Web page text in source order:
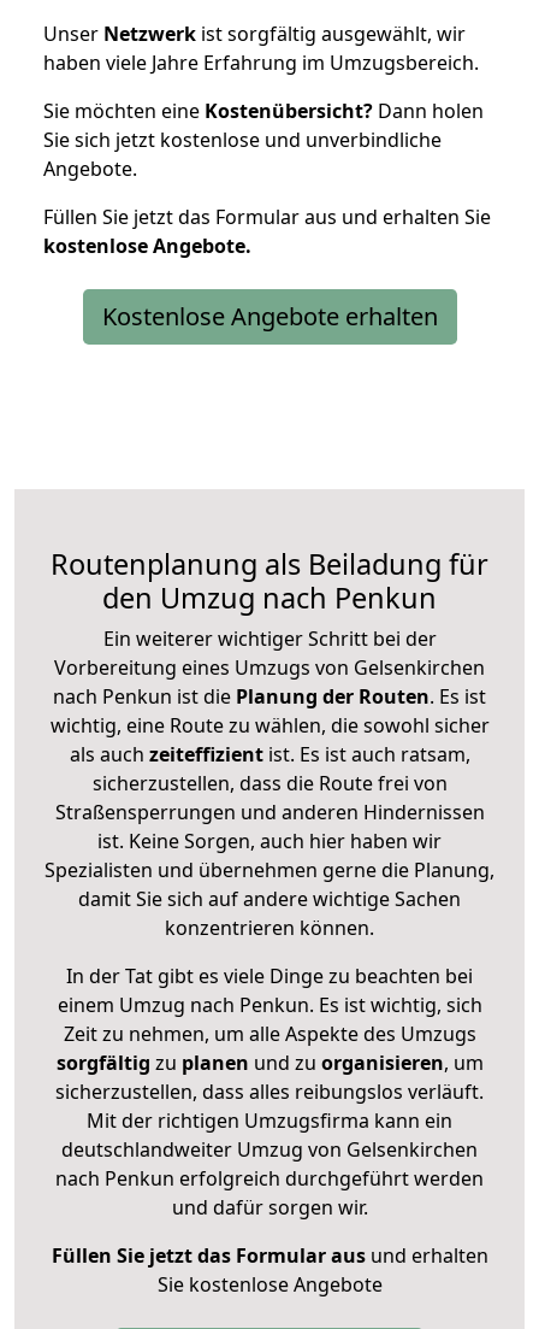
Unser Netzwerk ist sorgfältig ausgewählt, wir
haben viele Jahre Erfahrung im Umzugsbereich.
Sie möchten eine Kostenübersicht? Dann holen
Sie sich jetzt kostenlose und unverbindliche
Angebote.
Füllen Sie jetzt das Formular aus und erhalten Sie
kostenloseAngebote.
Kostenlose Angebote erhalten
Routenplanung als Beiladung für
den Umzug nach Penkun
Ein weiterer wichtiger Schritt bei der
Vorbereitung eines Umzugs von Gelsenkirchen
nach Penkun ist die Planung der Routen. Es ist
wichtig, eine Route zu wählen, die sowohl sicher
als auch zeiteffizientist. Es ist auch ratsam,
sicherzustellen, dass die Route frei von
Straßensperrungen und anderen Hindernissen
ist. Keine Sorgen, auch hier haben wir
Spezialisten und übernehmen gerne die Planung,
damit Sie sich auf andere wichtige Sachen
konzentrieren können.
In der Tat gibt es viele Dinge zu beachten bei
einem Umzug nach Penkun. Es ist wichtig, sich
Zeit zu nehmen, um alle Aspekte des Umzugs
sorgfältig zu planen und zu organisieren, um
sicherzustellen, dass alles reibungslos verläuft.
Mit der richtigen Umzugsfirma kann ein
deutschlandweiter Umzug von Gelsenkirchen
nach Penkun erfolgreich durchgeführt werden
und dafür sorgen wir.
Füllen Sie jetzt das Formular ausund erhalten
Sie kostenlose Angebote